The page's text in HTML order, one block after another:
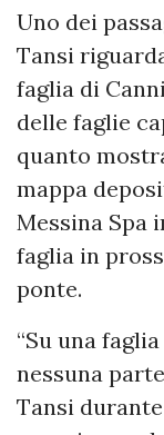
Uno dei
Tansi
faglia di
delle faglie
quanto
mappa
Messina Spa
faglia in
ponte.
“Su una
nessuna
Tansi